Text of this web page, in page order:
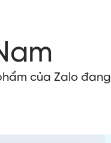
của Zalo đang